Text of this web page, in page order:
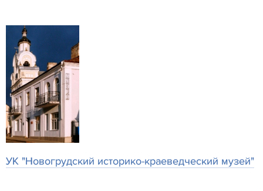
УК "Новогрудский историко-краеведческий музей"